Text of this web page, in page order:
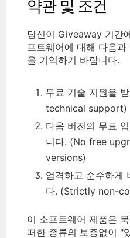
약관 및 조건
당신이 Giveaway 기간
프트웨어에 대해 다음
을 기억하기 바랍니다.
무료 기술 지원을
technical support)
다음 버전의 무료
니다. (No free
versions)
엄격하고 순수하게
다. (Strictly non-
이 소프트웨어 제품은
떠한 종류의 보증없이 "